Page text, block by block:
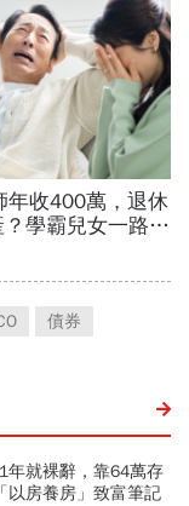
債券
年就裸辭，靠64萬存
以房養房」致富筆記